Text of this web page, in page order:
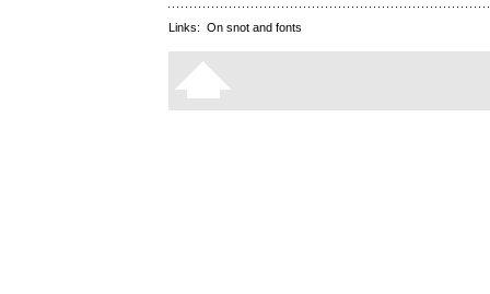
Links: On snot and fonts